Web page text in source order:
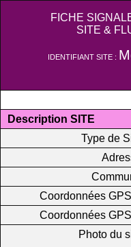
FICHE
SITE &
IDENTIFIANT SITE :
Description SITE
Type de
Coordonnées
Coordonnées
Photo du